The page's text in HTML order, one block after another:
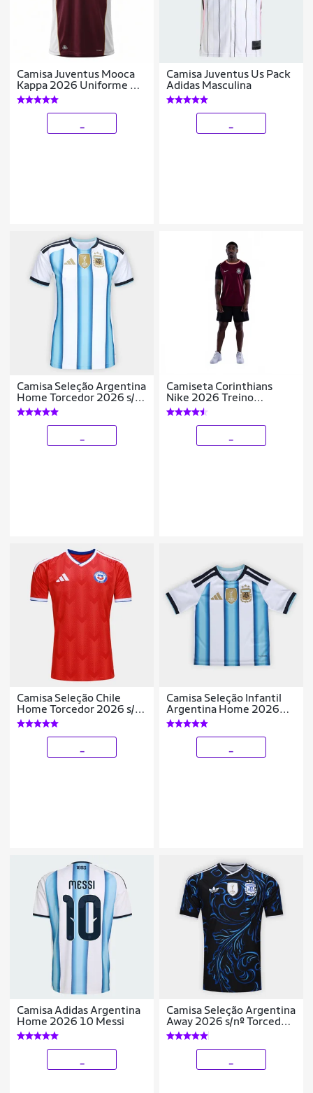
Camisa Juventus Mooca
Kappa 2026 Uniforme 1
Torcedor - Masculino
Camisa Juventus Us Pack
Adidas Masculina
Camisa Seleção Argentina
Home Torcedor 2026 s/n
Adidas Feminina
Camiseta Corinthians
Nike 2026 Treino
Masculina
Camisa Seleção Chile
Home Torcedor 2026 s/n
Adidas Masculina
Camisa Seleção Infantil
Argentina Home 2026
s/n Torcedor Adidas
Camisa Adidas Argentina
Home 2026 10 Messi
Camisa Seleção Argentina
Away 2026 s/nº Torcedor
Adidas Originals
Masculina